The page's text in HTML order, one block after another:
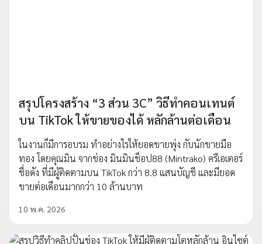
สรุปโครงสร้าง “3 ส่วน 3C” วิธีทำคอนเทนต์
บน TikTok ให้ขายของได้ หลักล้านต่อเดือน
ในงานก็มีการอบรม ทำอย่างไรให้ยอดขายพุ่ง กับนักขายมือ
ทอง โดยคุณมิน จากช่อง มินมินช็อป88 (Mintrako) ครีเอเตอร์
ชื่อดัง ที่มีผู้ติดตามบน TikTok กว่า 8.8 แสนบัญชี และมียอด
ขายต่อเดือนมากกว่า 10 ล้านบาท
10 พ.ค. 2026